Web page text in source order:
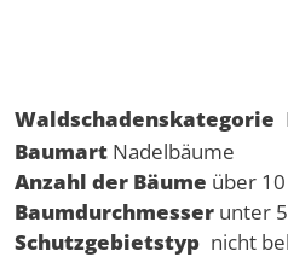
Waldschadenskategorie
Baumart Nadelbäume
Anzahl der Bäume über 10
Baumdurchmesser unter
Schutzgebietstyp nicht